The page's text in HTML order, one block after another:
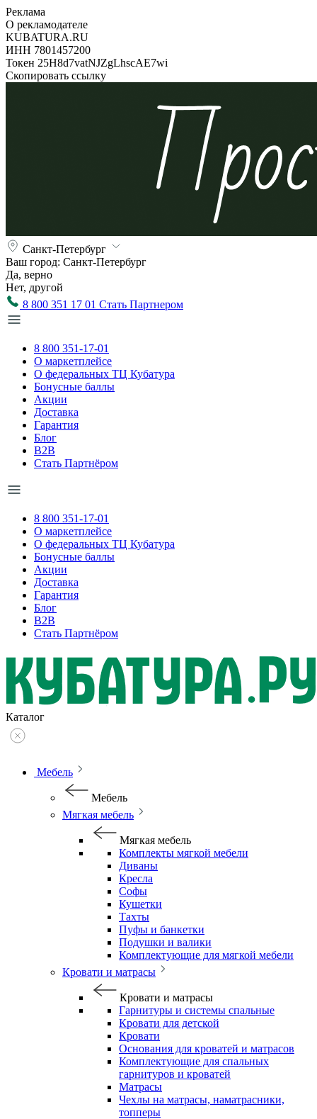
Реклама
О рекламодателе
KUBATURA.RU
ИНН 7801457200
Токен 25H8d7vatNJZgLhscAE7wi
Скопировать ссылку
Санкт-Петербург
Ваш город: Санкт-Петербург
Да, верно
Нет, другой
8 800 351 17 01 Стать Партнером
8 800 351-17-01
О маркетплейсе
О федеральных ТЦ Кубатура
Бонусные баллы
Акции
Доставка
Гарантия
Блог
B2B
Стать Партнёром
8 800 351-17-01
О маркетплейсе
О федеральных ТЦ Кубатура
Бонусные баллы
Акции
Доставка
Гарантия
Блог
B2B
Стать Партнёром
Каталог
Мебель
Мебель
Мягкая мебель
Мягкая мебель
Комплекты мягкой мебели
Диваны
Кресла
Софы
Кушетки
Тахты
Пуфы и банкетки
Подушки и валики
Комплектующие для мягкой мебели
Кровати и матрасы
Кровати и матрасы
Гарнитуры и системы спальные
Кровати для детской
Кровати
Основания для кроватей и матрасов
Комплектующие для спальных
гарнитуров и кроватей
Матрасы
Чехлы на матрасы, наматрасники,
топперы